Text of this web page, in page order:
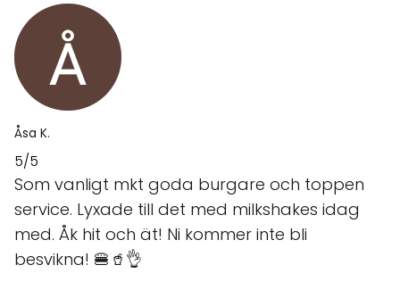
Åsa K.
5/5
Som vanligt mkt goda burgare och toppen
service. Lyxade till det med milkshakes idag
med. Åk hit och ät! Ni kommer inte bli
besvikna! 🍔🥤👌